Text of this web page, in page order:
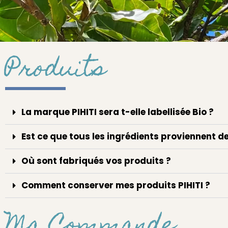
Produits
La marque PIHITI sera t-elle labellisée Bio ?
Est ce que tous les ingrédients proviennent
Où sont fabriqués vos produits ?
Comment conserver mes produits PIHITI ?